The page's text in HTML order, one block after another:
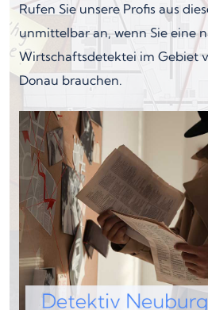
Rufen Sie unsere Profis aus
unmittelbar an, wenn Sie eine
Wirtschaftsdetektei im Gebiet
Donau brauchen.